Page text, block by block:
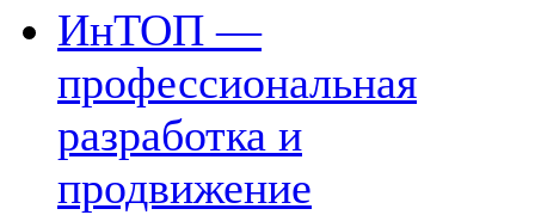
ИнТОП —
профессиональная
разработка и
продвижение